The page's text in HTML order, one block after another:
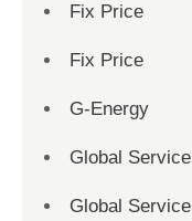
Fix Price
Fix Price
G-Energy
Global Service
Global Service